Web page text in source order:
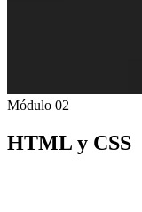
Módulo 02
HTML y CSS